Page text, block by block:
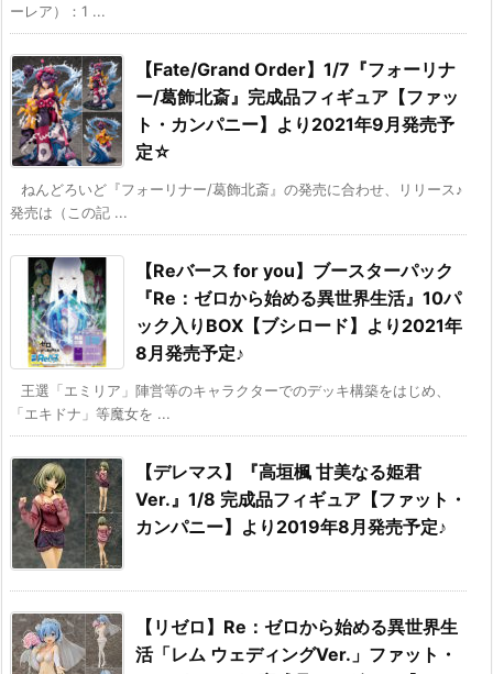
ーレア）：1 ...
【Fate/Grand Order】1/7『フォーリナ
ー/葛飾北斎』完成品フィギュア【ファッ
ト・カンパニー】より2021年9月発売予
定☆
ねんどろいど『フォーリナー/葛飾北斎』の発売に合わせ、リリース♪
発売は（この記 ...
【Reバース for you】ブースターパック
『Re：ゼロから始める異世界生活』10パ
ック入りBOX【ブシロード】より2021年
8月発売予定♪
王選「エミリア」陣営等のキャラクターでのデッキ構築をはじめ、
「エキドナ」等魔女を ...
【デレマス】『高垣楓 甘美なる姫君
Ver.』1/8 完成品フィギュア【ファット・
カンパニー】より2019年8月発売予定♪
【リゼロ】Re：ゼロから始める異世界生
活「レム ウェディングVer.」ファット・